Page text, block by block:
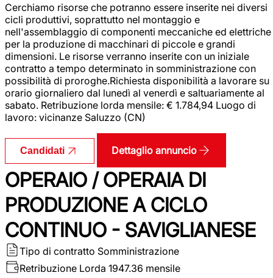
Cerchiamo risorse che potranno essere inserite nei diversi
cicli produttivi, soprattutto nel montaggio e
nell'assemblaggio di componenti meccaniche ed elettriche
per la produzione di macchinari di piccole e grandi
dimensioni. Le risorse verranno inserite con un iniziale
contratto a tempo determinato in somministrazione con
possibilità di proroghe.Richiesta disponibilità a lavorare su
orario giornaliero dal lunedì al venerdì e saltuariamente al
sabato. Retribuzione lorda mensile: € 1.784,94 Luogo di
lavoro: vicinanze Saluzzo (CN)
Candidati Dettaglio annuncio
OPERAIO / OPERAIA DI
PRODUZIONE A CICLO
CONTINUO - SAVIGLIANESE
Tipo di contratto Somministrazione
Retribuzione Lorda 1947.36 mensile